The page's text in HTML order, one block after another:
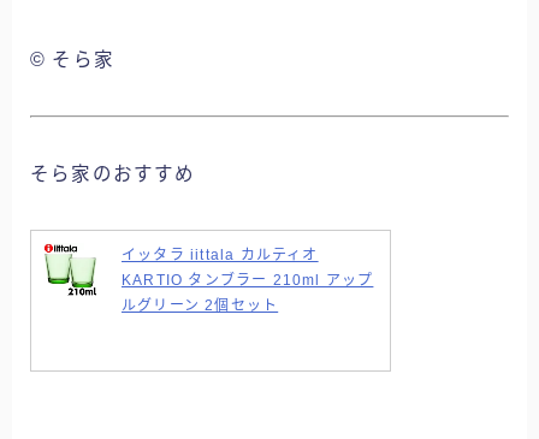
© そら家
そら家のおすすめ
イッタラ iittala カルティオ
KARTIO タンブラー 210ml アップ
ルグリーン 2個セット